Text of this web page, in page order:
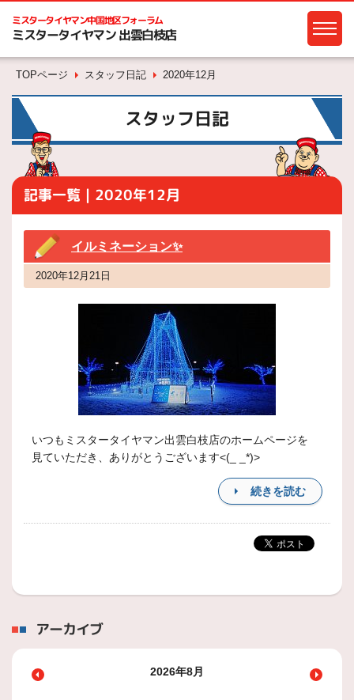
ミスタータイヤマン中国地区フォーラム
ミスタータイヤマン 出雲白枝店
TOPページ スタッフ日記 2020年12月
スタッフ日記
記事一覧｜2020年12月
イルミネーション✨
2020年12月21日
いつもミスタータイヤマン出雲白枝店のホームページを
見ていただき、ありがとうございます<(_ _*)>
続きを読む
アーカイブ
2026年8月